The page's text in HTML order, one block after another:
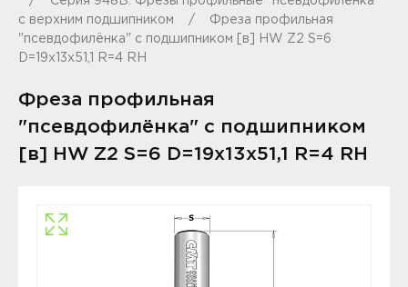
с верхним подшипником
Фреза профильная
"псевдофилёнка" с подшипником [в] HW Z2 S=6
D=19x13x51,1 R=4 RH
Фреза профильная
"псевдофилёнка" с подшипником
[в] HW Z2 S=6 D=19x13x51,1 R=4 RH